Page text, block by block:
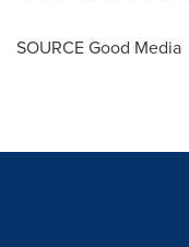
SOURCE Good Media